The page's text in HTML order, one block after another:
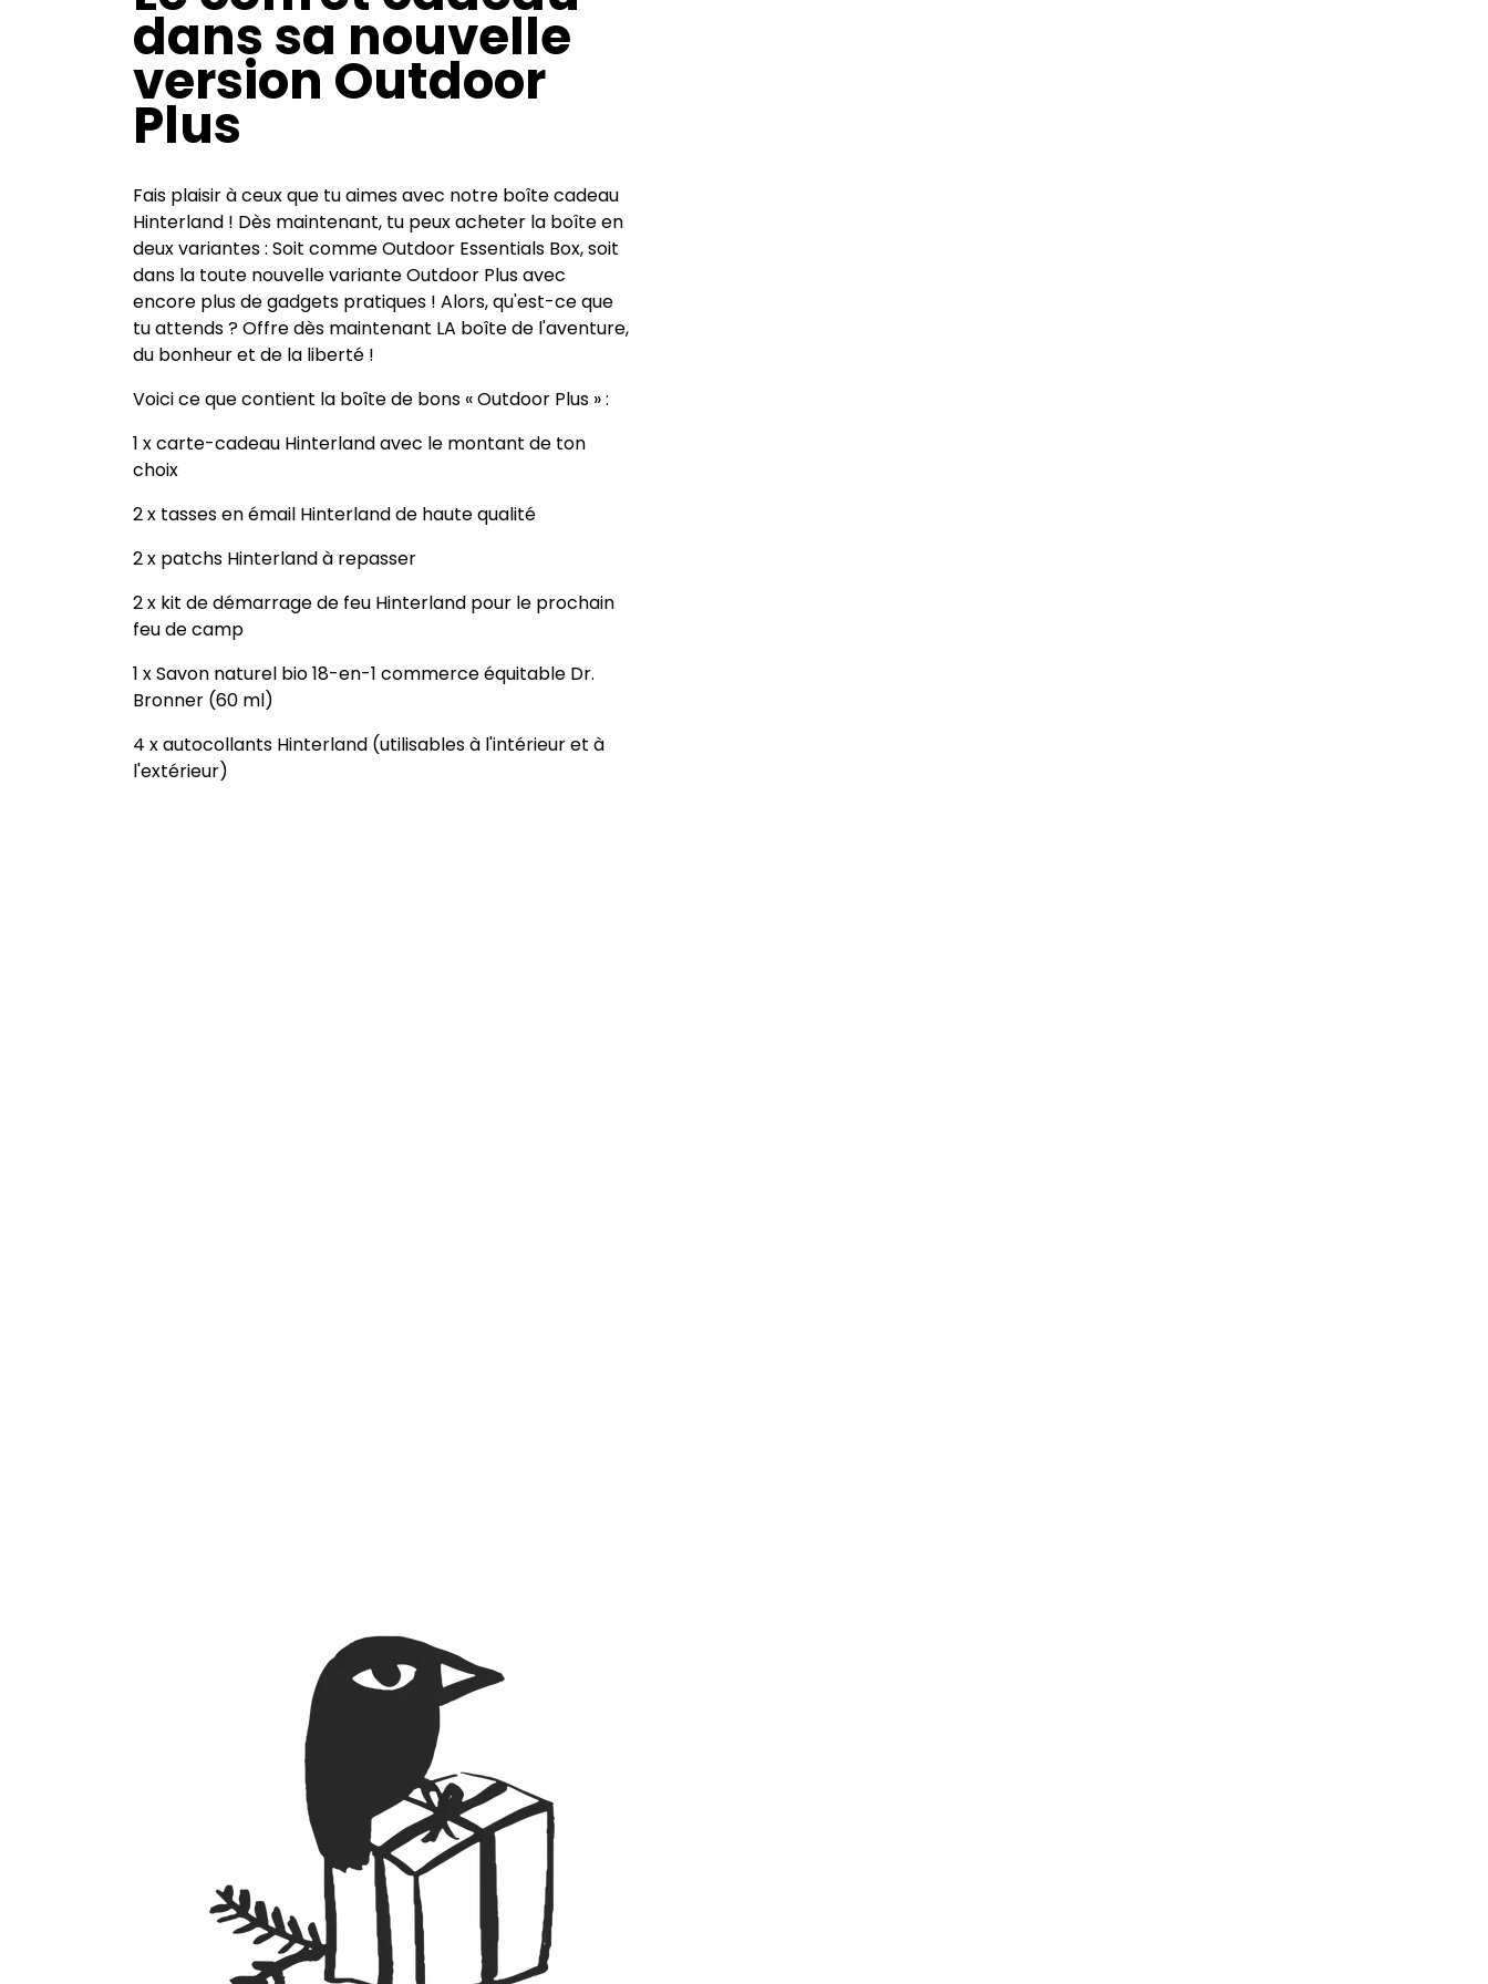
dans sa nouvelle
version Outdoor
Plus
Fais plaisir à ceux que tu aimes avec notre boîte cadeau
Hinterland ! Dès maintenant, tu peux acheter la boîte en
deux variantes : Soit comme Outdoor Essentials Box, soit
dans la toute nouvelle variante Outdoor Plus avec
encore plus de gadgets pratiques ! Alors, qu'est-ce que
tu attends ? Offre dès maintenant LA boîte de l'aventure,
du bonheur et de la liberté !
Voici ce que contient la boîte de bons « Outdoor Plus » :
1 x carte-cadeau Hinterland avec le montant de ton
choix
2 x tasses en émail Hinterland de haute qualité
2 x patchs Hinterland à repasser
2 x kit de démarrage de feu Hinterland pour le prochain
feu de camp
1 x Savon naturel bio 18-en-1 commerce équitable Dr.
Bronner (60 ml)
4 x autocollants Hinterland (utilisables à l'intérieur et à
l'extérieur)